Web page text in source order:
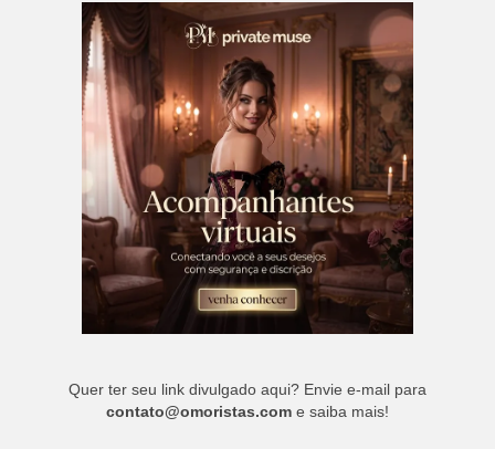
Quer ter seu link divulgado aqui? Envie e-mail para
contato@omoristas.com e saiba mais!